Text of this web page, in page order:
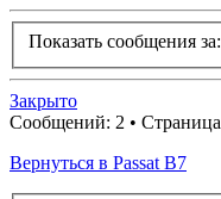
Показать сообщения за:
Закрыто
Сообщений: 2 • Страница
Вернуться в Passat B7